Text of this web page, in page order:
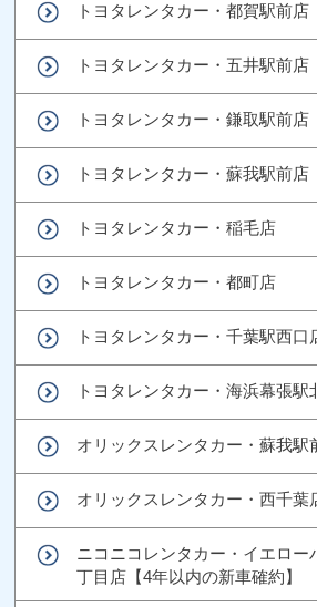
トヨタレンタカー・都賀駅前店
トヨタレンタカー・五井駅前店
トヨタレンタカー・鎌取駅前店
トヨタレンタカー・蘇我駅前店
トヨタレンタカー・稲毛店
トヨタレンタカー・都町店
トヨタレンタカー・千葉駅西口
トヨタレンタカー・海浜幕張駅
オリックスレンタカー・蘇我駅
オリックスレンタカー・西千葉
ニコニコレンタカー・イエロー
丁目店【4年以内の新車確約】